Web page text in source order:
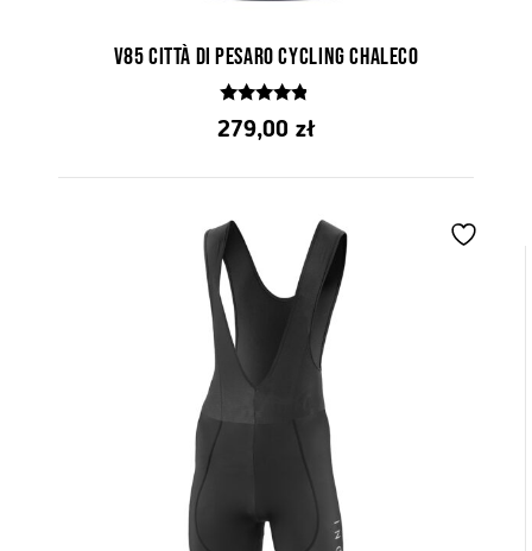
V85 Città di Pesaro Cycling chaleco
4.67
z 5
279,00 zł